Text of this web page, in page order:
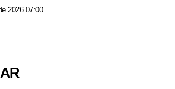
2026 07:00